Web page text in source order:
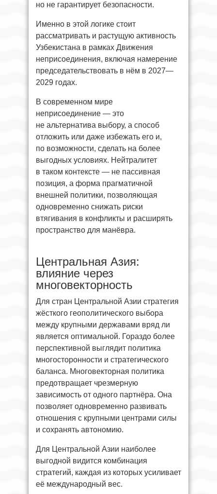
но не гарантирует безопасности.
Именно в этой логике стоит
рассматривать и растущую активность
Узбекистана в рамках Движения
неприсоединения, включая намерение
председательствовать в нём в 2027—
2029 годах.
В современном мире
неприсоединение — это
не альтернатива выбору, а способ
отложить или даже избежать его и,
по возможности, сделать на более
выгодных условиях. Нейтралитет
в таком контексте — не пассивная
позиция, а форма прагматичной
внешней политики, позволяющая
одновременно снижать риски
втягивания в конфликты и расширять
пространство для манёвра.
Центральная Азия:
влияние через
многовекторность
Для стран Центральной Азии стратегия
жёсткого геополитического выбора
между крупными державами вряд ли
является оптимальной. Гораздо более
перспективной выглядит политика
многосторонности и стратегического
баланса. Многовекторная политика
предотвращает чрезмерную
зависимость от одного партнёра. Она
позволяет одновременно развивать
отношения с крупными центрами силы
и сохранять автономию.
Для Центральной Азии наиболее
выгодной видится комбинация
стратегий, каждая из которых усиливает
её международный вес.